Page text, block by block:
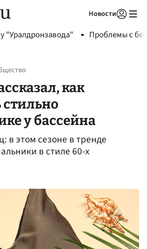
Новости
"Уралдронзавода" Проблемы с
как
стильно
у бассейна
в этом сезоне в тренде
в стиле 60-х